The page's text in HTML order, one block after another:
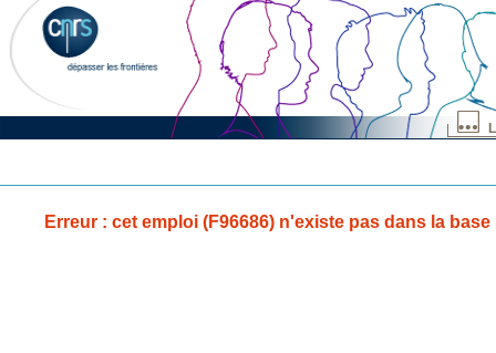
Erreur : cet emploi (F96686) n'existe pas dans la base